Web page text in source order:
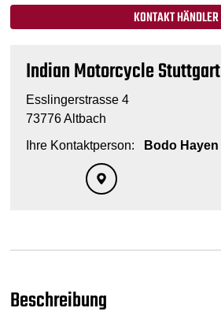
KONTAKT HÄNDLER
Indian Motorcycle Stuttgart
Esslingerstrasse 4
73776 Altbach
Ihre Kontaktperson:
Bodo Hayen
Beschreibung